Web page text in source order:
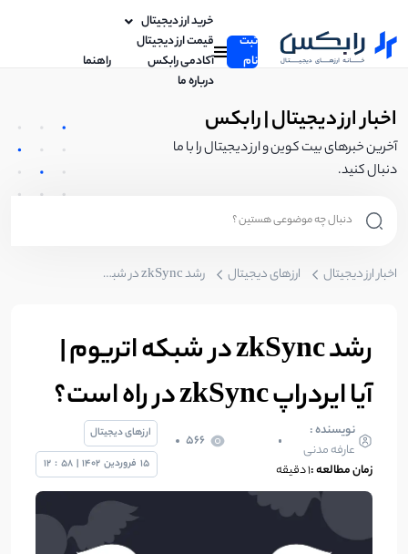
ثبت
نام
خرید ارز دیجیتال
قیمت ارز دیجیتال
آکادمی رابکس
راهنما
درباره ما
اخبار ارز دیجیتال | رابکس
آخرین خبرهای بیت کوین و ارز دیجیتال را با ما
دنبال کنید.
اخبار ارز دیجیتال ارزهای دیجیتال رشد zkSync در شبکه اتریوم | آیا ایردراپ zkSync در راه است؟
رشد zkSync در شبکه اتریوم |
آیا ایردراپ zkSync در راه است؟
نویسنده :
عارفه مدنی
566
زمان مطالعه :۱ دقیقه
ارزهای دیجیتال
15 فروردین 1402
|
58
:
12